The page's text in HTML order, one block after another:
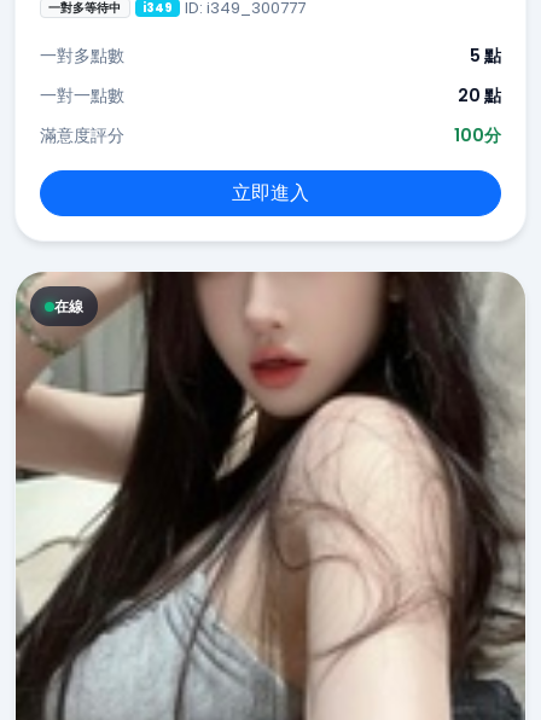
一對多等待中 i349 ID: i349_300777
一對多點數
5 點
一對一點數
20 點
滿意度評分
100分
立即進入
在線